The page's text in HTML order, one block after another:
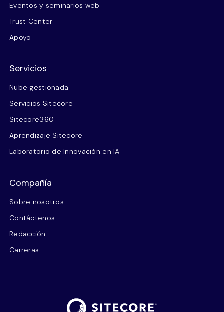
Eventos y seminarios web
Trust Center
Apoyo
Servicios
Nube gestionada
Servicios Sitecore
Sitecore360
Aprendizaje Sitecore
Laboratorio de Innovación en IA
Compañía
Sobre nosotros
Contáctenos
Redacción
Carreras